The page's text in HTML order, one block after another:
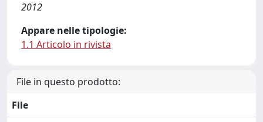
2012
Appare nelle tipologie:
1.1 Articolo in rivista
File in questo prodotto:
File